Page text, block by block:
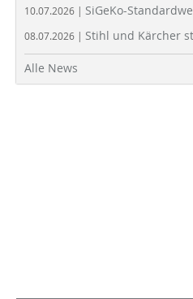
10.07.2026 | SiGeKo-
08.07.2026 | Stihl und Kärcher
Alle News